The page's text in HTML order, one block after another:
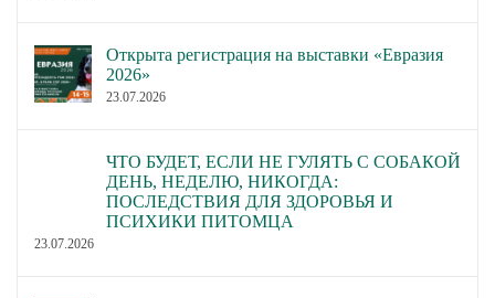
Открыта регистрация на выставки «Евразия
2026»
23.07.2026
ЧТО БУДЕТ, ЕСЛИ НЕ ГУЛЯТЬ С СОБАКОЙ
ДЕНЬ, НЕДЕЛЮ, НИКОГДА:
ПОСЛЕДСТВИЯ ДЛЯ ЗДОРОВЬЯ И
ПСИХИКИ ПИТОМЦА
23.07.2026